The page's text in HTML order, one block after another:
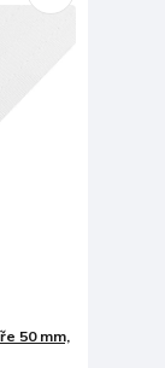
50 mm,